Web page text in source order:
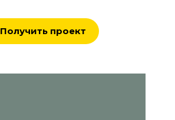
Получить проект